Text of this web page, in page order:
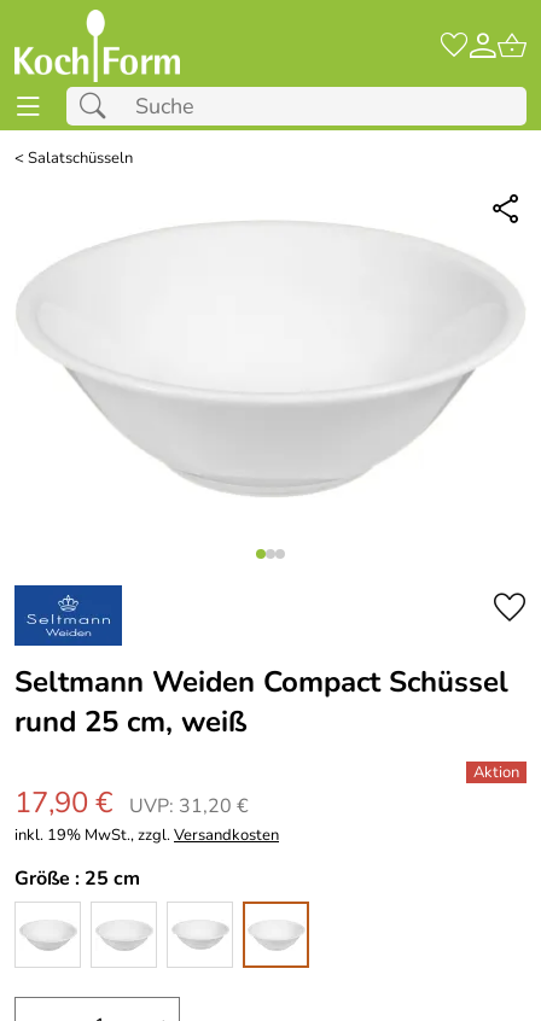
<Salatschüsseln
Seltmann Weiden Compact Schüssel
rund 25 cm, weiß
17,90 € UVP: 31,20 €
inkl. 19% MwSt., zzgl.Versandkosten
Größe : 25 cm